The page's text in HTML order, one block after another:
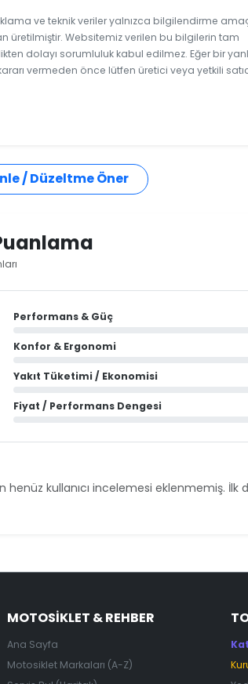
ve teknik veriler yalnızca bilgilendirme
üretilmiştir. Websitemiz verilen bu bilgilerin tam
dolayı sorumluluk kabul edilmez. Eğer bir
vermeden önce lütfen üretici veya yetkili
/ Düzeltme Öner
Performans & Güç
Konfor & Ergonomi
Yakıt Tüketimi / Ekonomisi
Fiyat / Performans Dengesi
henüz kullanıcı incelemesi eklenmemiş. İlk
MOTOSIKLET & REHBER
Ana Sayfa
Motosiklet Markaları (A-Z)